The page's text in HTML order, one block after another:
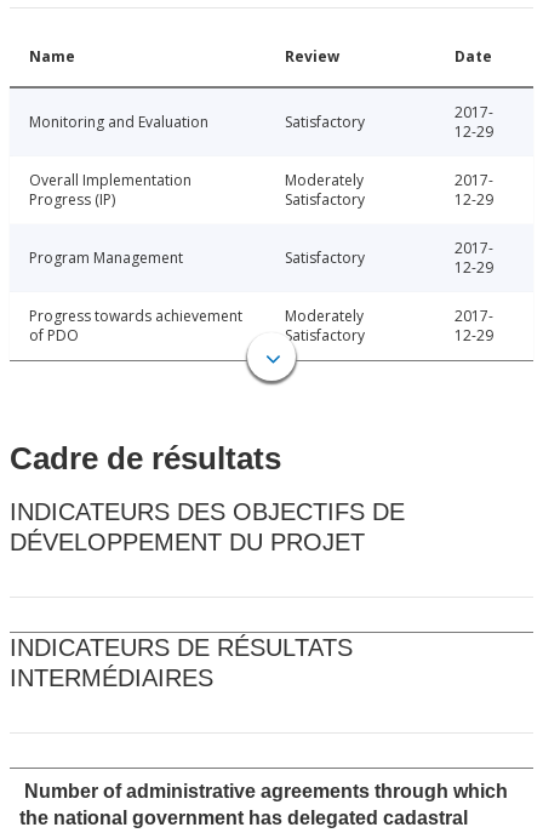
Name Review Date
Monitoring and Evaluation Satisfactory
2017-
12-29
Overall Implementation
Progress (IP)
Moderately
Satisfactory
2017-
12-29
Program Management Satisfactory
2017-
12-29
Progress towards achievement
of PDO
Moderately
Satisfactory
2017-
12-29
Cadre de résultats
INDICATEURS DES OBJECTIFS DE
DÉVELOPPEMENT DU PROJET
INDICATEURS DE RÉSULTATS
INTERMÉDIAIRES
Number of administrative agreements through which
the national government has delegated cadastral